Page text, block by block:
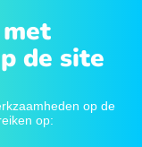
de site
op de
op: